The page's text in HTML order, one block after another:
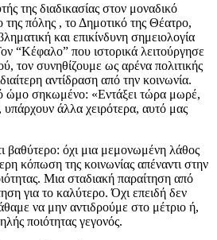
της διαδικασίας στον μοναδικό
της πόλης , το Δημοτικό της Θέατρο,
και επικίνδυνη σημειολογία
“Κέφαλο” που ιστορικά λειτούργησε
τον συνηθίζουμε ως αρένα πολιτικής
αντίδραση από την κοινωνία.
ώμο σηκωμένο: «Εντάξει τώρα μωρέ,
υπάρχουν άλλα χειρότερα, αυτό μας
βαθύτερο: όχι μια μεμονωμένη λάθος
κόπωση της κοινωνίας απέναντι στην
Μια σταδιακή παραίτηση από
για το καλύτερο. Όχι επειδή δεν
να μην αντιδρούμε στο μέτριο ή,
ποιότητας γεγονός.